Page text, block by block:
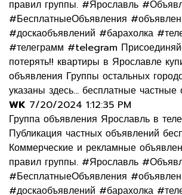
правил группы. #Ярославль
#БесплатныеОбъявления
#доскаобъявлений #барахолка
#телеграмм #telegram
потерять!! квартиры в Ярославле
объявления Группы остальных
указаны здесь... бесплатные частные
WK 7/20/2024 1:12:35 PM
Группа объявления Ярославль в
Публикация частных объявлений
Коммерческие и рекламные
правил группы. #Ярославль
#БесплатныеОбъявления
#доскаобъявлений #барахолка